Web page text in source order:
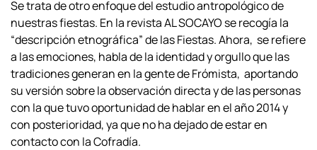
Se trata de otro enfoque del estudio antropológico de
nuestras fiestas. En la revista AL SOCAYO se recogía la
“descripción etnográfica” de las Fiestas. Ahora, se refiere
a las emociones, habla de la identidad y orgullo que las
tradiciones generan en la gente de Frómista, aportando
su versión sobre la observación directa y de las personas
con la que tuvo oportunidad de hablar en el año 2014 y
con posterioridad, ya que no ha dejado de estar en
contacto con la Cofradía.